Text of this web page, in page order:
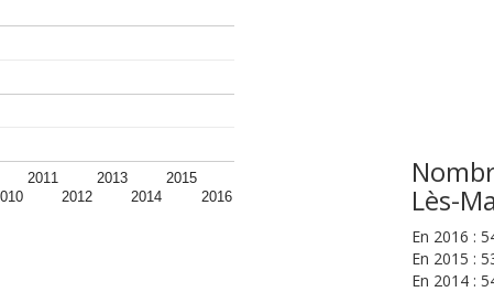
2011
2012
2013
2014
2015
2016
Lès-
En 2016 :
En 2015 :
En 2014 :